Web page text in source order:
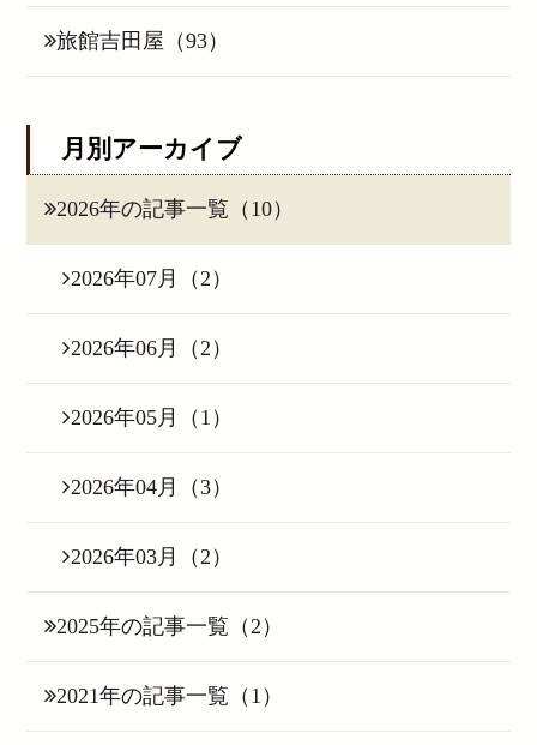
旅館吉田屋（93）
月別アーカイブ
2026年の記事一覧（10）
2026年07月（2）
2026年06月（2）
2026年05月（1）
2026年04月（3）
2026年03月（2）
2025年の記事一覧（2）
2021年の記事一覧（1）